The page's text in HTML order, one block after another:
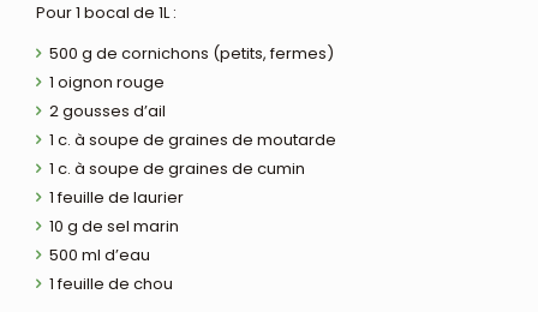
Pour 1 bocal de 1L :
500 g de cornichons (petits, fermes)
1 oignon rouge
2 gousses d’ail
1 c. à soupe de graines de moutarde
1 c. à soupe de graines de cumin
1 feuille de laurier
10 g de sel marin
500 ml d’eau
1 feuille de chou